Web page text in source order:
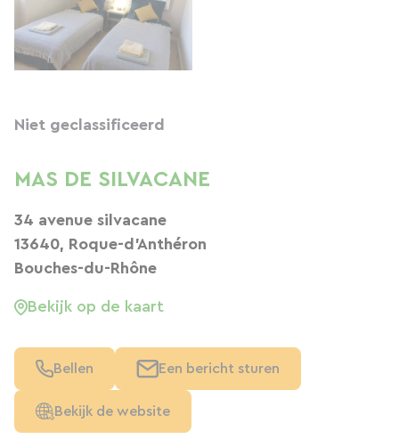
Niet geclassificeerd
MAS DE SILVACANE
34 avenue silvacane
13640, Roque-d'Anthéron
Bouches-du-Rhône
Bekijk op de kaart
Bellen Een bericht sturen
Bekijk de website